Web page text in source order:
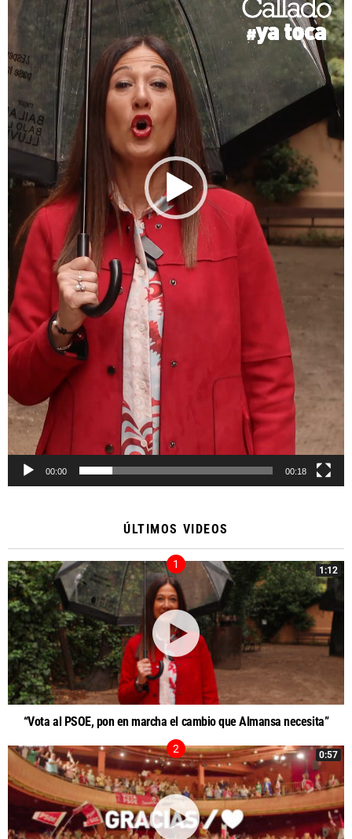
00:00 00:18
ÚLTIMOS VIDEOS
1:12
“Vota al PSOE, pon en marcha el cambio que Almansa necesita”
0:57